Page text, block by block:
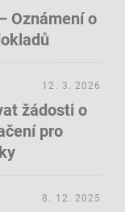
Oznámení o
žádosti o
pro
12. 3. 2026
8. 12. 2025